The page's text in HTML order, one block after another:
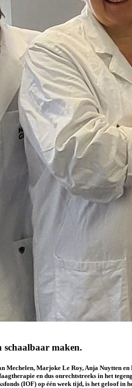
maken.
Mechelen, Marjoke Le Roy, Anja Nuytten
en dus onrechtstreeks in het
(IOF) op één week tijd, is het geloof in